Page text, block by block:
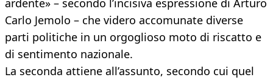
ardente» – secondo l’incisiva espressione di Arturo
Carlo Jemolo – che videro accomunate diverse
parti politiche in un orgoglioso moto di riscatto e
di sentimento nazionale.
La seconda attiene all’assunto, secondo cui quel